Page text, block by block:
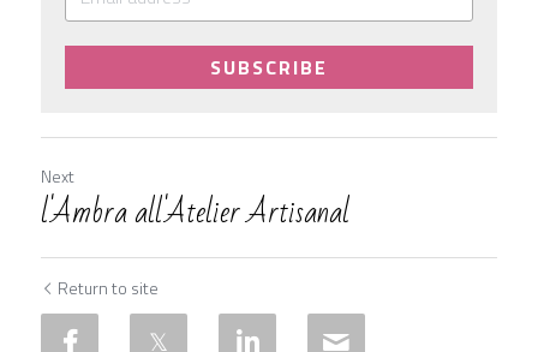
SUBSCRIBE
Next
l'Ambra all'Atelier Artisanal
Return to site